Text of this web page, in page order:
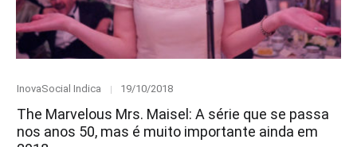
Category
InovaSocial Indica
Posted
19/10/2018
The Marvelous Mrs. Maisel: A série que se passa
nos anos 50, mas é muito importante ainda em